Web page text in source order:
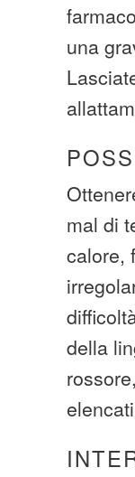
una
mal di
calore,
della